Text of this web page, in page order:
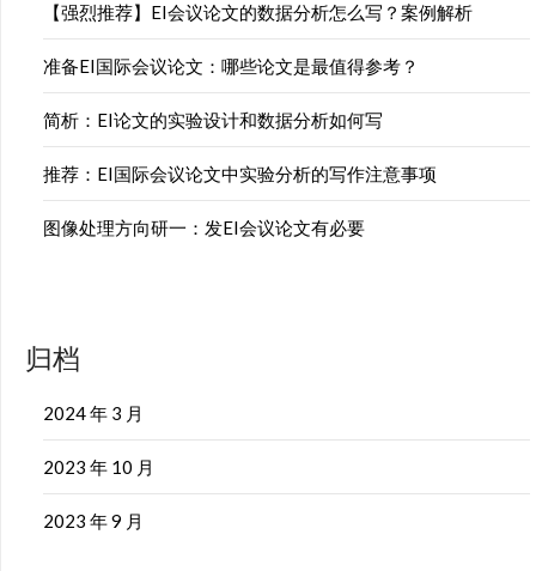
【强烈推荐】EI会议论文的数据分析怎么写？案例解析
准备EI国际会议论文：哪些论文是最值得参考？
简析：EI论文的实验设计和数据分析如何写
推荐：EI国际会议论文中实验分析的写作注意事项
图像处理方向研一：发EI会议论文有必要
归档
2024 年 3 月
2023 年 10 月
2023 年 9 月